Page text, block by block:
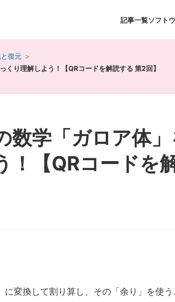
記事一覧ソフト
復元 >
り理解しよう！【QRコードを解読する 第2回】
数学「ガロア体
！【QRコードを
変換して割り算し、その「余り」を使